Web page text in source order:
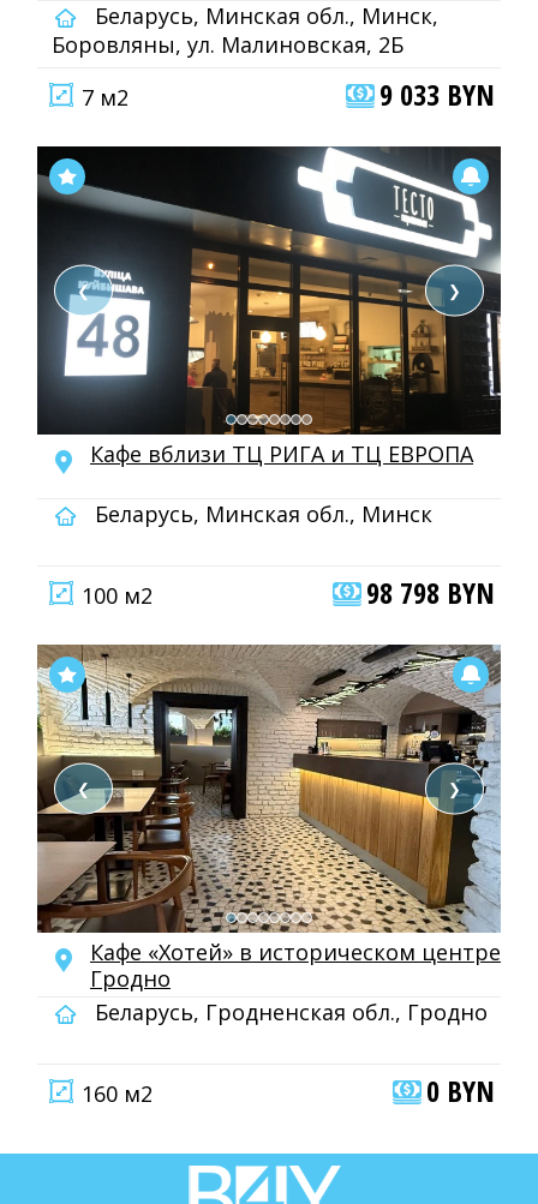
Беларусь, Минская обл., Минск,
Боровляны, ул. Малиновская, 2Б
7 м2
9 033 BYN
❮ ❯
Кафе вблизи ТЦ РИГА и ТЦ ЕВРОПА
Беларусь, Минская обл., Минск
100 м2 98 798 BYN
❮ ❯
Кафе «Хотей» в историческом центре
Гродно
Беларусь, Гродненская обл., Гродно
160 м2 0 BYN